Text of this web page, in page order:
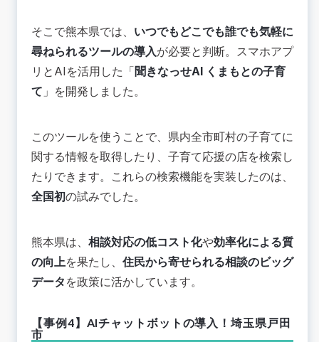
そこで熊本県では、 いつでもどこでも誰でも気軽に
尋ねられるツールの導入が必要と判断。スマホアプ
リとAIを活用した「聞きなっせAI くまもとの子育
て 」を開発しました。
このツールを使うことで、県内全市町村の子育てに
関する情報を取得したり、子育て応援の店を検索し
たりできます。これらの検索機能を実装したのは、
全国初の試みでした。
熊本県は、 相談対応の低コスト化や効率化による質
の向上を果たし、 住民から寄せられる相談のビッグ
データ を政策に活かしています。
【事例4】AIチャットボットの導入！埼玉県戸田
市